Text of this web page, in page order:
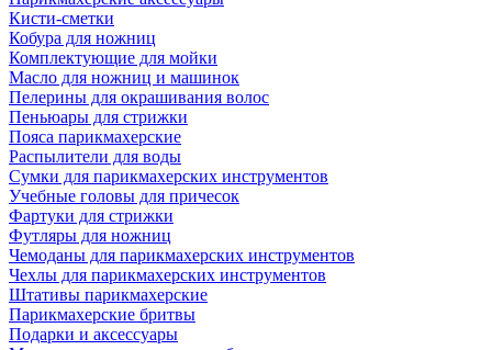
Кисти-сметки
Кобура для ножниц
Комплектующие для мойки
Масло для ножниц и машинок
Пелерины для окрашивания волос
Пеньюары для стрижки
Пояса парикмахерские
Распылители для воды
Сумки для парикмахерских инструментов
Учебные головы для причесок
Фартуки для стрижки
Футляры для ножниц
Чемоданы для парикмахерских инструментов
Чехлы для парикмахерских инструментов
Штативы парикмахерские
Парикмахерские бритвы
Подарки и аксессуары